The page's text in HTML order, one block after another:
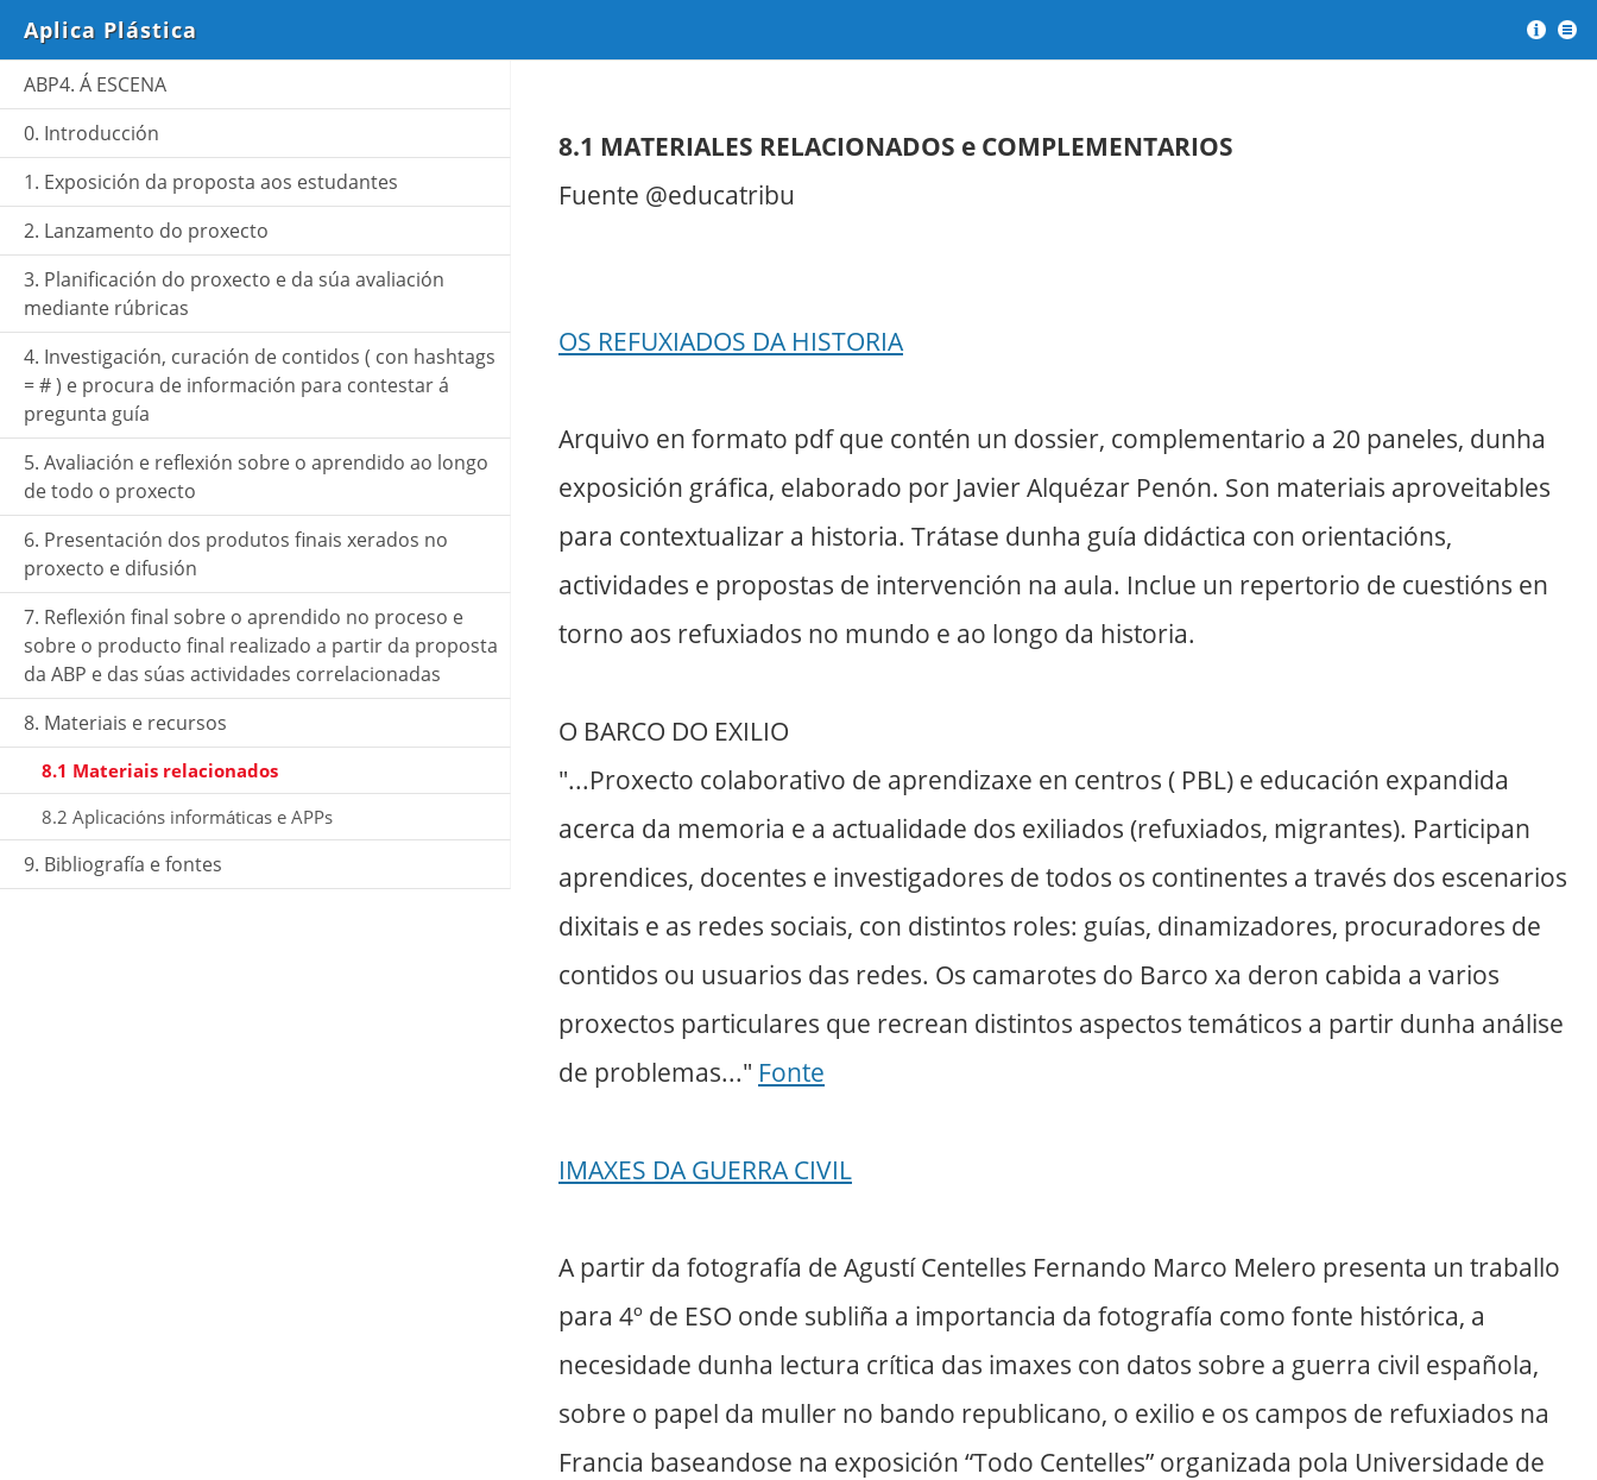
Aplica Plástica ?
ABP4. Á ESCENA
0. Introducción
1. Exposición da proposta aos estudantes
2. Lanzamento do proxecto
3. Planificación do proxecto e da súa avaliación
mediante rúbricas
4. Investigación, curación de contidos ( con hashtags
= # ) e procura de información para contestar á
pregunta guía
5. Avaliación e reflexión sobre o aprendido ao longo
de todo o proxecto
6. Presentación dos produtos finais xerados no
proxecto e difusión
7. Reflexión final sobre o aprendido no proceso e
sobre o producto final realizado a partir da proposta
da ABP e das súas actividades correlacionadas
8. Materiais e recursos
8.1 Materiais relacionados
8.2 Aplicacións informáticas e APPs
9. Bibliografía e fontes
8.1 Materiais relacionados
8.1 MATERIALES RELACIONADOS e COMPLEMENTARIOS
Fuente @educatribu
OS REFUXIADOS DA HISTORIA
Arquivo en formato pdf que contén un dossier, complementario a 20 paneles, dunha
exposición gráfica, elaborado por Javier Alquézar Penón. Son materiais aproveitables
para contextualizar a historia. Trátase dunha guía didáctica con orientacións,
actividades e propostas de intervención na aula. Inclue un repertorio de cuestións en
torno aos refuxiados no mundo e ao longo da historia.
O BARCO DO EXILIO
"...Proxecto colaborativo de aprendizaxe en centros ( PBL) e educación expandida
acerca da memoria e a actualidade dos exiliados (refuxiados, migrantes). Participan
aprendices, docentes e investigadores de todos os continentes a través dos escenarios
dixitais e as redes sociais, con distintos roles: guías, dinamizadores, procuradores de
contidos ou usuarios das redes. Os camarotes do Barco xa deron cabida a varios
proxectos particulares que recrean distintos aspectos temáticos a partir dunha análise
de problemas..." Fonte
IMAXES DA GUERRA CIVIL
A partir da fotografía de Agustí Centelles Fernando Marco Melero presenta un traballo
para 4º de ESO onde subliña a importancia da fotografía como fonte histórica, a
necesidade dunha lectura crítica das imaxes con datos sobre a guerra civil española,
sobre o papel da muller no bando republicano, o exilio e os campos de refuxiados na
Francia baseandose na exposición “Todo Centelles” organizada pola Universidade de